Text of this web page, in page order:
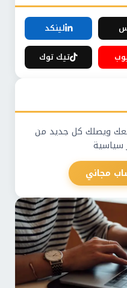
لينكد
تيك توك
ويصلك كل جديد من
سياسية
مجاني